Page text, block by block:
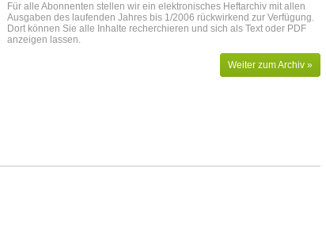
Für alle Abonnenten stellen wir ein elektronisches Heftarchiv mit allen
Ausgaben des laufenden Jahres bis 1/2006 rückwirkend zur Verfügung.
Dort können Sie alle Inhalte recherchieren und sich als Text oder PDF
anzeigen lassen.
Weiter zum Archiv »